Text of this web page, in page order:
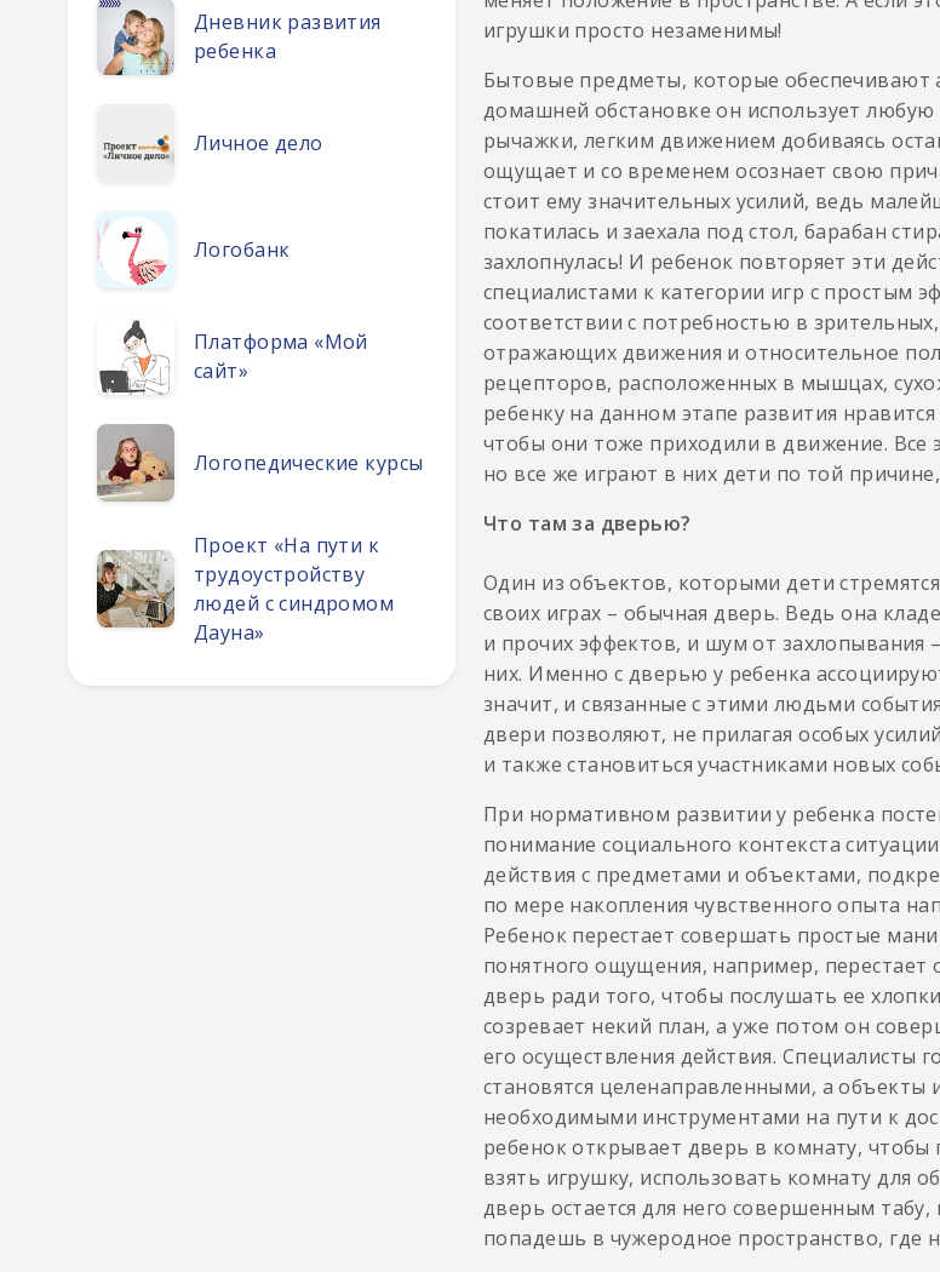
Дневник развития
ребенка
Личное дело
Логобанк
Платформа «Мой
сайт»
Логопедические курсы
Проект «На пути к
трудоустройству
людей с синдромом
Дауна»
игрушки просто незаменимы!
Бытовые предметы, которые обеспечивают
домашней обстановке он использует
рычажки, легким движением добиваясь
ощущает и со временем осознает свою
стоит ему значительных усилий, ведь
покатилась и заехала под стол, барабан
захлопнулась! И ребенок повторяет эти
специалистами к категории игр с простым
соответствии с потребностью в
отражающих движения и относительное
рецепторов, расположенных в мышцах,
ребенку на данном этапе развития
чтобы они тоже приходили в движение. Все
но все же играют в них дети по той
Что там за дверью?
Один из объектов, которыми дети
своих играх – обычная дверь. Ведь она
и прочих эффектов, и шум от захлопывания
них. Именно с дверью у ребенка
значит, и связанные с этими людьми
двери позволяют, не прилагая особых
и также становиться участниками новых
При нормативном развитии у ребенка
понимание социального контекста
действия с предметами и объектами,
по мере накопления чувственного опыта
Ребенок перестает совершать простые
понятного ощущения, например, перестает
дверь ради того, чтобы послушать ее
созревает некий план, а уже потом он
его осуществления действия. Специалисты
становятся целенаправленными, а
необходимыми инструментами на пути к
ребенок открывает дверь в комнату, чтобы
взять игрушку, использовать комнату для
дверь остается для него совершенным
попадешь в чужеродное пространство, где